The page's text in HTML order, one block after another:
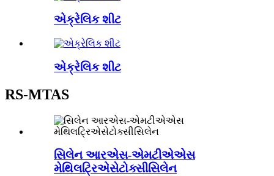
એક્રેલિક શીટ
એક્રેલિક શીટ
RS-MTAS
સિલેન આરએસ-એમટીએએસ
મેથિલટ્રિએસેટોક્સીસિલેન